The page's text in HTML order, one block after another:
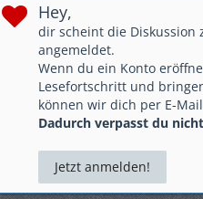
Hey,
dir scheint die
angemeldet.
Wenn du ein Konto
Lesefortschritt und
können wir dich per E-
Dadurch verpasst du
Jetzt anmelden!